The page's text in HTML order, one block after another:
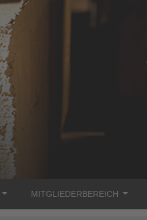
MITGLIEDERBEREICH